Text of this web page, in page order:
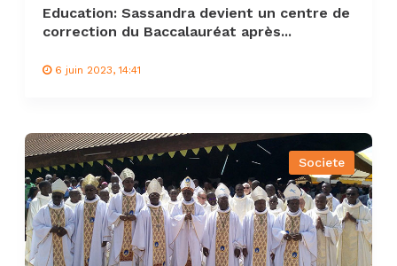
Education: Sassandra devient un centre de
correction du Baccalauréat après...
6 juin 2023, 14:41
Societe